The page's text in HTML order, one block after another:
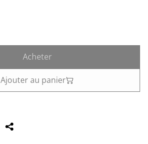
Acheter
Ajouter au panier